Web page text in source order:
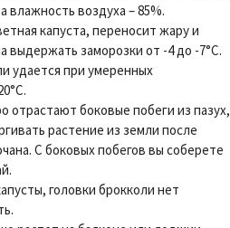
влажность воздуха – 85%.
капуста, переносит жару и
выдержать заморозки от -4 до -7°С.
удается при умеренных
отрастают боковые побеги из пазух,
растение из земли после
С боковых побегов вы соберете
головки брокколи нет